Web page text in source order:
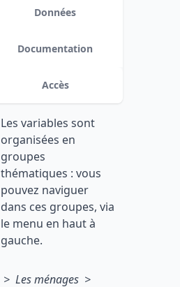
Données
Documentation
Accès
Les variables sont
organisées en
groupes
thématiques : vous
pouvez naviguer
dans ces groupes, via
le menu en haut à
gauche.
> Les ménages >